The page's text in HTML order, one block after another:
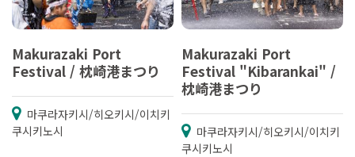
Makurazaki Port
Festival / 枕崎港まつり
마쿠라자키시/히오키시/이치키
쿠시키노시
Makurazaki Port
Festival "Kibarankai" /
枕崎港まつり
마쿠라자키시/히오키시/이치키
쿠시키노시